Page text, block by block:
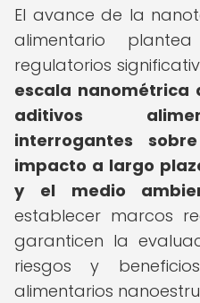
El avance de la
alimentario
regulatorios
escala nanométrica
aditivos
interrogantes
impacto a largo
y el medio
establecer marcos
garanticen la
riesgos y
alimentarios